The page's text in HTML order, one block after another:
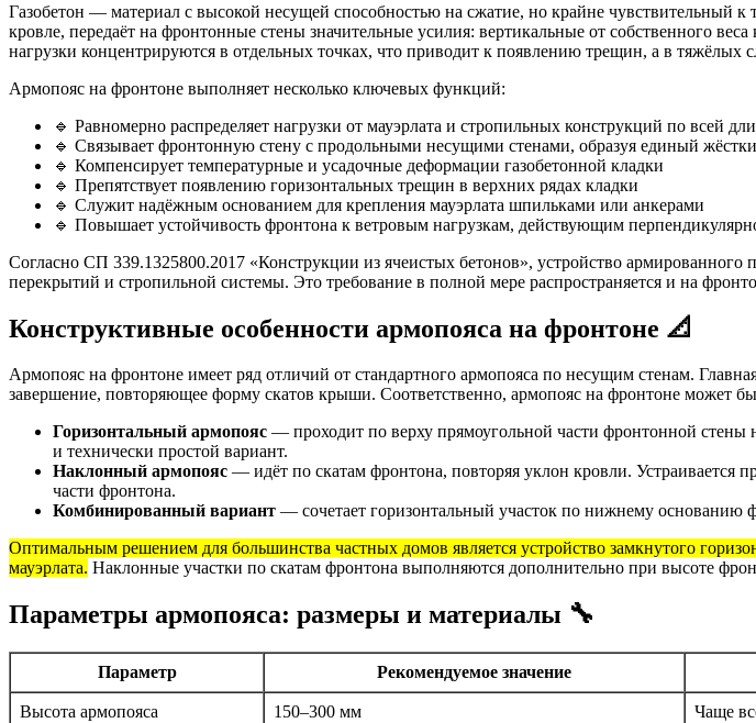
Газобетон — материал с высокой несущей способностью на сжатие, но крайне чувствительный
кровле, передаёт на фронтонные стены значительные усилия: вертикальные от собственного
нагрузки концентрируются в отдельных точках, что приводит к появлению трещин, а в
Армопояс на фронтоне выполняет несколько ключевых функций:
🔹 Равномерно распределяет нагрузки от мауэрлата и стропильных конструкций по всей
🔹 Связывает фронтонную стену с продольными несущими стенами, образуя единый
🔹 Компенсирует температурные и усадочные деформации газобетонной кладки
🔹 Препятствует появлению горизонтальных трещин в верхних рядах кладки
🔹 Служит надёжным основанием для крепления мауэрлата шпильками или анкерами
🔹 Повышает устойчивость фронтона к ветровым нагрузкам, действующим
Согласно СП 339.1325800.2017 «Конструкции из ячеистых бетонов», устройство армированного
перекрытий и стропильной системы. Это требование в полной мере распространяется и на
Конструктивные особенности армопояса на фронтоне 📐
Армопояс на фронтоне имеет ряд отличий от стандартного армопояса по несущим стенам.
завершение, повторяющее форму скатов крыши. Соответственно, армопояс на фронтоне может
Горизонтальный армопояс — проходит по верху прямоугольной части фронтонной стены
и технически простой вариант.
Наклонный армопояс — идёт по скатам фронтона, повторяя уклон кровли. Устраивается
части фронтона.
Комбинированный вариант — сочетает горизонтальный участок по нижнему основанию
Оптимальным решением для большинства частных домов является устройство замкнутого
мауэрлата. Наклонные участки по скатам фронтона выполняются дополнительно при высоте
Параметры армопояса: размеры и материалы 🔧
Параметр Рекомендуемое значение
Высота армопояса 150–300 мм Чаще